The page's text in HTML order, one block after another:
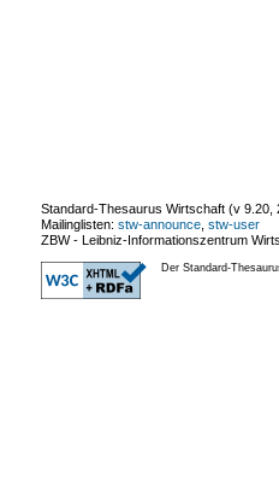
Standard-Thesaurus Wirtschaft (v 9.20
Mailinglisten: stw-announce stw-user
ZBW - Leibniz-Informationszentrum
Der Standard-